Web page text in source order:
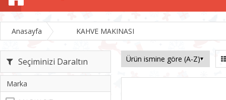
Anasayfa KAHVE MAKINASI
Seçiminizi Daraltın
Marka